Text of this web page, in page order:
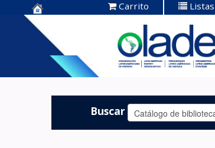
Centro de
Documentación
OLADE -
Carrito Listas
Buscar